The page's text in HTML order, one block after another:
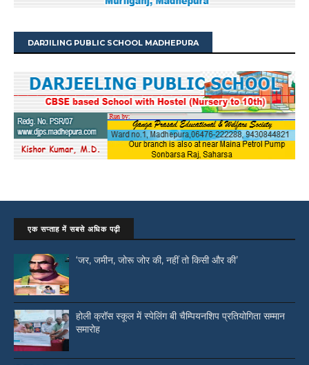
DARJILING PUBLIC SCHOOL MADHEPURA
एक सप्ताह में सबसे अधिक पढ़ी
‘जर, जमीन, जोरू जोर की, नहीं तो किसी और की’
होली क्रॉस स्कूल में स्पेलिंग बी चैम्पियनशिप प्रतियोगिता सम्मान
समारोह